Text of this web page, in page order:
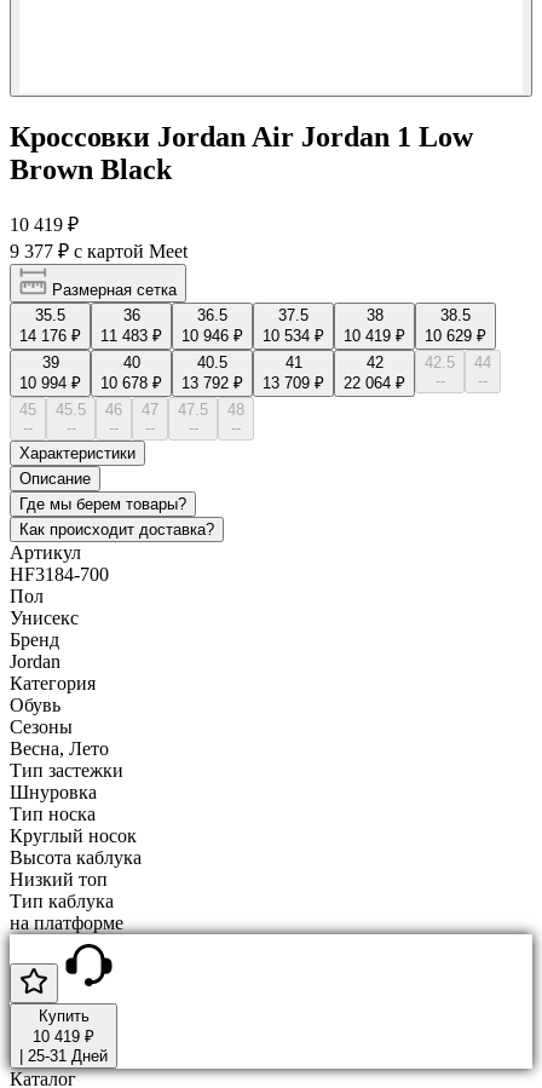
Кроссовки Jordan Air Jordan 1 Low
Brown Black
10 419 ₽
9 377 ₽ с картой Meet
Размерная сетка
35.5
14 176 ₽
36
11 483 ₽
36.5
10 946 ₽
37.5
10 534 ₽
38
10 419 ₽
38.5
10 629 ₽
39
10 994 ₽
40
10 678 ₽
40.5
13 792 ₽
41
13 709 ₽
42
22 064 ₽
42.5
--
44
--
45
--
45.5
--
46
--
47
--
47.5
--
48
--
Характеристики
Описание
Где мы берем товары?
Как происходит доставка?
Артикул
HF3184-700
Пол
Унисекс
Бренд
Jordan
Категория
Обувь
Сезоны
Весна, Лето
Тип застежки
Шнуровка
Тип носка
Круглый носок
Высота каблука
Низкий топ
Тип каблука
на платформе
Купить
10 419 ₽
25-31 Дней
Каталог